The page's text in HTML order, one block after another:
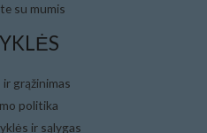
su mumis
grąžinimas
politika
ir sąlygas